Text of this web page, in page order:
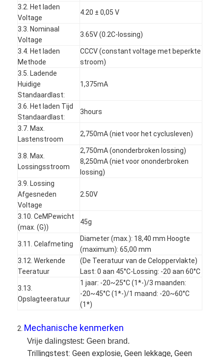
Huis
Producten
Ongeveer ons
3.2. Het laden
Voltage
4.20 ± 0,05 V
3.3. Nominaal
Voltage
3.65V (0.2C-lossing)
3.4. Het laden
Methode
CCCV (constant voltage met beperkte
stroom)
3.5. Ladende
Huidige
Standaardlast:
1,375mA
3.6. Het laden Tijd
Standaardlast:
3hours
3.7. Max.
Lastenstroom
2,750mA (niet voor het cyclusleven)
3.8. Max.
Lossingsstroom
2,750mA (ononderbroken lossing)
8,250mA (niet voor ononderbroken
lossing)
3.9. Lossing
Afgesneden
Voltage
2.50V
3.10. CeMPewicht
(max. (G))
45g
3.11. Celafmeting
Diameter (max.): 18,40 mm Hoogte
(maximum): 65,00 mm
3.12. Werkende
Teeratuur
(De Teeratuur van de Celoppervlakte)
Last: 0 aan 45°C-Lossing: -20 aan 60°C
3.13.
Opslagteeratuur
1 jaar: -20~25°C (1*-)/3 maanden:
-20~45°C (1*-)/1 maand: -20~60°C
(1*)
2. Mechanische kenmerken
Vrije dalingstest: Geen brand.
Trillingstest: Geen explosie, Geen lekkage, Geen